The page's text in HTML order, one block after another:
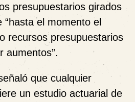
presupuestarios girados
“hasta el momento el
recursos presupuestarios
aumentos”.
que cualquier
un estudio actuarial de